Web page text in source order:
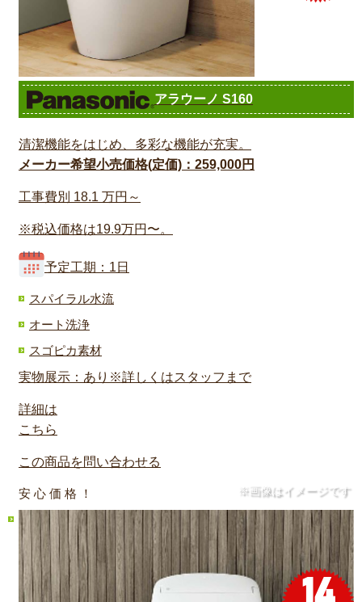
※画像はイメージです
アラウーノ S160
清潔機能をはじめ、多彩な機能が充実。
メーカー希望小売価格(定価)：259,000円
工事費別 18.1 万円～
※税込価格は19.9万円〜。
予定工期：1日
スパイラル水流
オート洗浄
スゴピカ素材
実物展示：あり※詳しくはスタッフまで
詳細は
こちら
この商品を問い合わせる
安 心 価 格 ！